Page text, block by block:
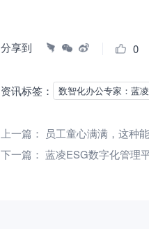
分享到 0
资讯标签： 数智化办公专家：蓝凌
上一篇：
员工童心满满，这种
下一篇： 蓝凌ESG数字化管理